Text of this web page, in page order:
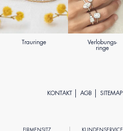
Trauringe Verlobungs-
ringe
KONTAKT AGB SITEMAP
FIRMENSITZ KUNDENSERVICE